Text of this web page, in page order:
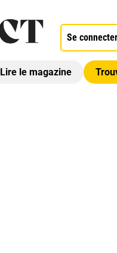
Se connecter
Lire le magazine